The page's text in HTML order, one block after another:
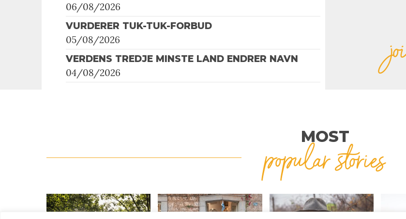
06/08/2026
VURDERER TUK-TUK-FORBUD
05/08/2026
VERDENS TREDJE MINSTE LAND ENDRER NAVN
04/08/2026
MOST
popular stories